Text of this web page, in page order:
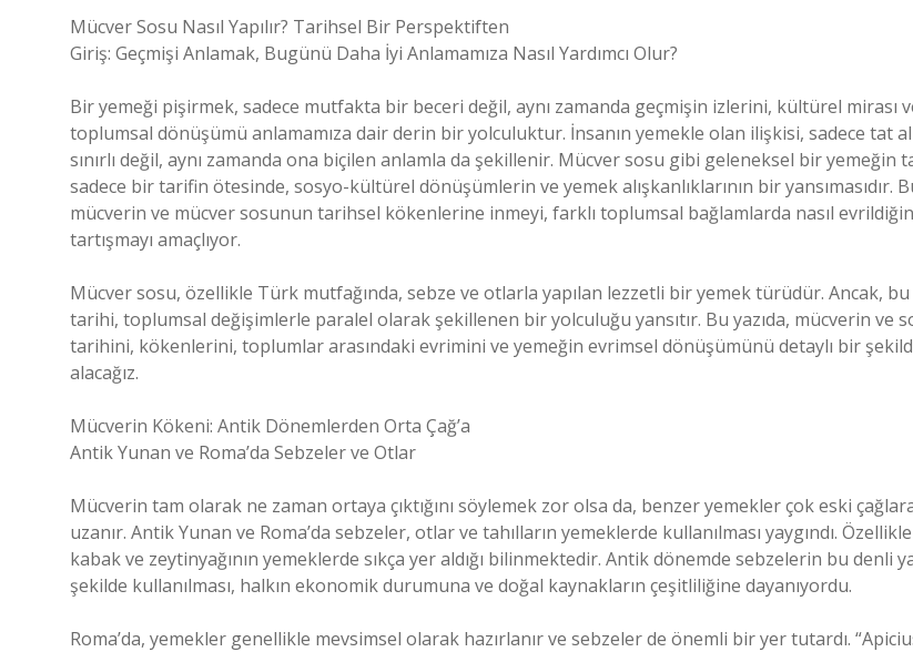
Mücver Sosu Nasıl Yapılır? Tarihsel Bir Perspektiften
Giriş: Geçmişi Anlamak, Bugünü Daha İyi Anlamamıza Nasıl Yardımcı Olur?
Bir yemeği pişirmek, sadece mutfakta bir beceri değil, aynı zamanda geçmişin izlerini, kültürel mirası
toplumsal dönüşümü anlamamıza dair derin bir yolculuktur. İnsanın yemekle olan ilişkisi, sadece tat
sınırlı değil, aynı zamanda ona biçilen anlamla da şekillenir. Mücver sosu gibi geleneksel bir yemeğin
sadece bir tarifin ötesinde, sosyo-kültürel dönüşümlerin ve yemek alışkanlıklarının bir yansımasıdır.
mücverin ve mücver sosunun tarihsel kökenlerine inmeyi, farklı toplumsal bağlamlarda nasıl
tartışmayı amaçlıyor.
Mücver sosu, özellikle Türk mutfağında, sebze ve otlarla yapılan lezzetli bir yemek türüdür. Ancak,
tarihi, toplumsal değişimlerle paralel olarak şekillenen bir yolculuğu yansıtır. Bu yazıda, mücverin ve
tarihini, kökenlerini, toplumlar arasındaki evrimini ve yemeğin evrimsel dönüşümünü detaylı bir
alacağız.
Mücverin Kökeni: Antik Dönemlerden Orta Çağ’a
Antik Yunan ve Roma’da Sebzeler ve Otlar
Mücverin tam olarak ne zaman ortaya çıktığını söylemek zor olsa da, benzer yemekler çok eski
uzanır. Antik Yunan ve Roma’da sebzeler, otlar ve tahılların yemeklerde kullanılması yaygındı.
kabak ve zeytinyağının yemeklerde sıkça yer aldığı bilinmektedir. Antik dönemde sebzelerin bu denli
şekilde kullanılması, halkın ekonomik durumuna ve doğal kaynakların çeşitliliğine dayanıyordu.
Roma’da, yemekler genellikle mevsimsel olarak hazırlanır ve sebzeler de önemli bir yer tutardı.